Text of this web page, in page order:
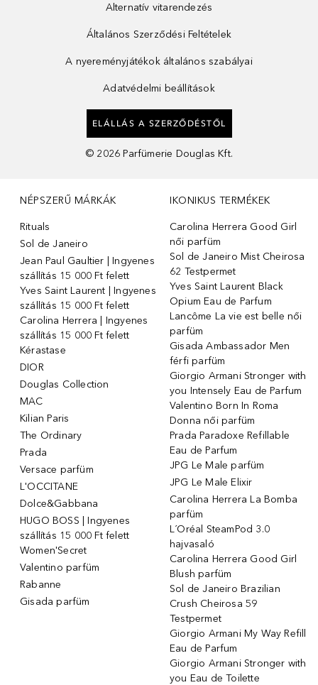
Alternatív vitarendezés
Általános Szerződési Feltételek
A nyereményjátékok általános szabályai
Adatvédelmi beállítások
ELÁLLÁS A SZERZŐDÉSTŐL
© 2026 Parfümerie Douglas Kft.
NÉPSZERŰ MÁRKÁK
Rituals
Sol de Janeiro
Jean Paul Gaultier | Ingyenes
szállítás 15 000 Ft felett
Yves Saint Laurent | Ingyenes
szállítás 15 000 Ft felett
Carolina Herrera | Ingyenes
szállítás 15 000 Ft felett
Kérastase
DIOR
Douglas Collection
MAC
Kilian Paris
The Ordinary
Prada
Versace parfüm
L'OCCITANE
Dolce&Gabbana
HUGO BOSS | Ingyenes
szállítás 15 000 Ft felett
Women'Secret
Valentino parfüm
Rabanne
Gisada parfüm
IKONIKUS TERMÉKEK
Carolina Herrera Good Girl
női parfüm
Sol de Janeiro Mist Cheirosa
62 Testpermet
Yves Saint Laurent Black
Opium Eau de Parfum
Lancôme La vie est belle női
parfüm
Gisada Ambassador Men
férfi parfüm
Giorgio Armani Stronger with
you Intensely Eau de Parfum
Valentino Born In Roma
Donna női parfüm
Prada Paradoxe Refillable
Eau de Parfum
JPG Le Male parfüm
JPG Le Male Elixir
Carolina Herrera La Bomba
parfüm
L´Oréal SteamPod 3.0
hajvasaló
Carolina Herrera Good Girl
Blush parfüm
Sol de Janeiro Brazilian
Crush Cheirosa 59
Testpermet
Giorgio Armani My Way Refill
Eau de Parfum
Giorgio Armani Stronger with
you Eau de Toilette